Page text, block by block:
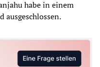
habe in einem
ausgeschlossen.